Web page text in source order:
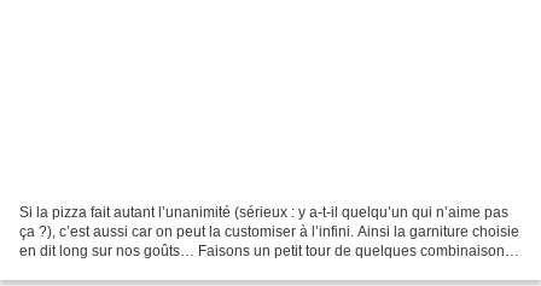
Si la pizza fait autant l’unanimité (sérieux : y a-t-il quelqu’un qui n’aime pas
ça ?), c’est aussi car on peut la customiser à l’infini. Ainsi la garniture choisie
en dit long sur nos goûts… Faisons un petit tour de quelques combinaisons